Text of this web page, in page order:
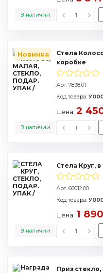
В наличии
Новинка
Стела
коробке
Арт. 7838.01
В наличии
Код товара:
Цена: 2
Стела Круг,
Арт. 66012.00
В наличии
Код товара:
Цена: 1
Приз стекло,